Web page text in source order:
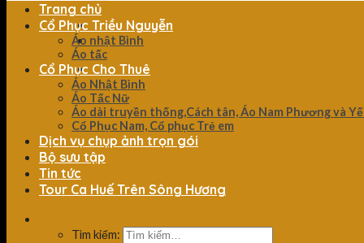
Trang chủ
Cổ Phục Triều Nguyễn
Áo nhật Bình
Áo tấc
Cổ Phục Cho Thuê
Áo Nhật Bình
Áo Tấc Nữ
Áo dài truyền thống,Cách tân, Áo Nam Phương và
Cổ Phục Nam, Cổ phục Trẻ em
Dịch vụ chụp ảnh trọn gói
Bộ sưu tập
Tin tức
Tour Ca Huế Trên Sông Hương
Tìm kiếm: